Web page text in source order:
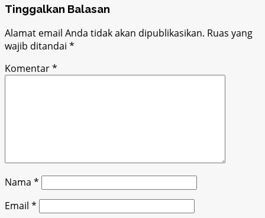
Tinggalkan Balasan
Alamat email Anda tidak akan dipublikasikan. Ruas yang
wajib ditandai *
Komentar*
Nama *
Email *